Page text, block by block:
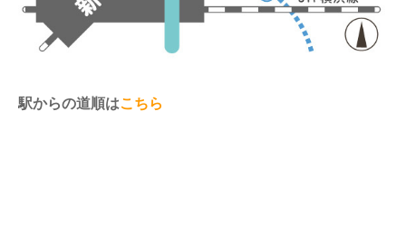
駅からの道順はこちら